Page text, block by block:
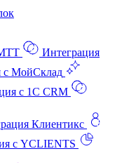
Интеграция
с МойСклад
с 1C CRM
Клиентикс
с YCLIENTS